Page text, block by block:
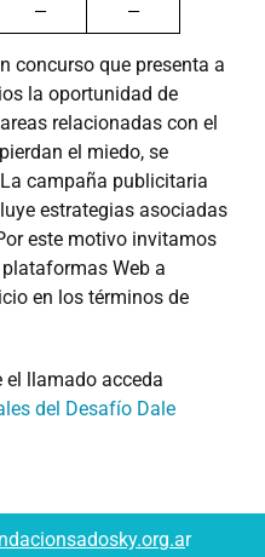
— —
concurso que presenta a
la oportunidad de
relacionadas con el
el miedo, se
campaña publicitaria
estrategias asociadas
este motivo invitamos
Web a
en los términos de
llamado acceda
del Desafío Dale
r